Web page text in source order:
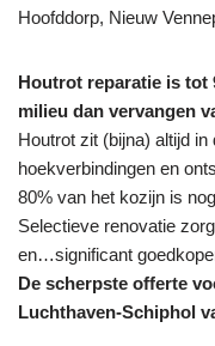
Hoofddorp, Nieuw
Houtrot reparatie is tot
milieu dan vervangen
Houtrot zit (bijna) altijd
hoekverbindingen en
80% van het kozijn is
Selectieve renovatie
en…significant
De scherpste offerte
Luchthaven-Schiphol